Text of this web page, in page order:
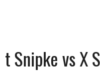
t Snipke vs X